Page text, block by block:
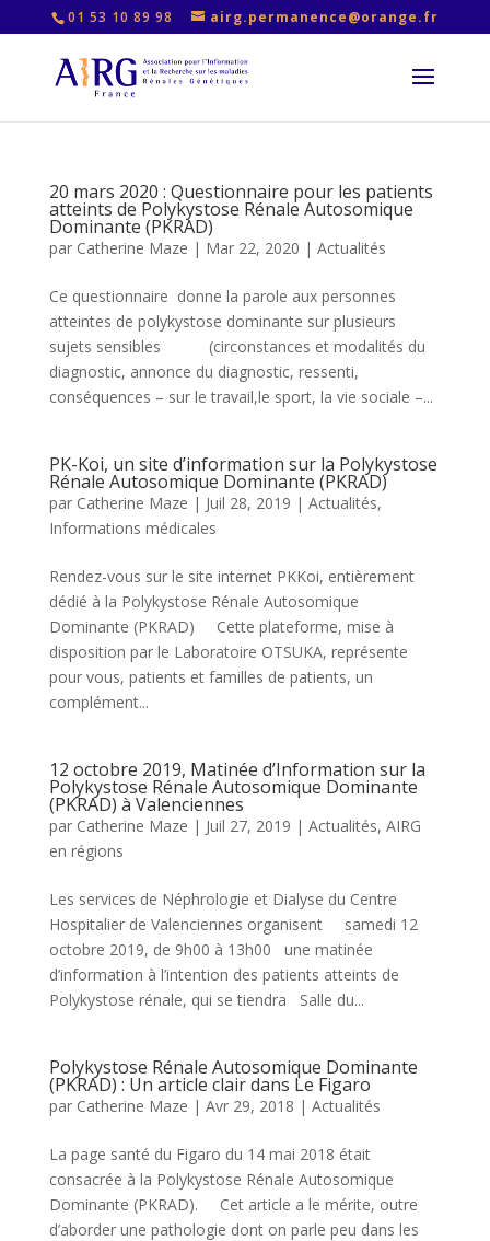
01 53 10 89 98 airg.permanence@orange.fr
20 mars 2020 : Questionnaire pour les patients
atteints de Polykystose Rénale Autosomique
Dominante (PKRAD)
par Catherine Maze | Mar 22, 2020 | Actualités
Ce questionnaire donne la parole aux personnes
atteintes de polykystose dominante sur plusieurs
sujets sensibles (circonstances et modalités du
diagnostic, annonce du diagnostic, ressenti,
conséquences – sur le travail,le sport, la vie sociale –...
PK-Koi, un site d’information sur la Polykystose
Rénale Autosomique Dominante (PKRAD)
par Catherine Maze | Juil 28, 2019 | Actualités,
Informations médicales
Rendez-vous sur le site internet PKKoi, entièrement
dédié à la Polykystose Rénale Autosomique
Dominante (PKRAD) Cette plateforme, mise à
disposition par le Laboratoire OTSUKA, représente
pour vous, patients et familles de patients, un
complément...
12 octobre 2019, Matinée d’Information sur la
Polykystose Rénale Autosomique Dominante
(PKRAD) à Valenciennes
par Catherine Maze | Juil 27, 2019 | Actualités, AIRG
en régions
Les services de Néphrologie et Dialyse du Centre
Hospitalier de Valenciennes organisent samedi 12
octobre 2019, de 9h00 à 13h00 une matinée
d’information à l’intention des patients atteints de
Polykystose rénale, qui se tiendra Salle du...
Polykystose Rénale Autosomique Dominante
(PKRAD) : Un article clair dans Le Figaro
par Catherine Maze | Avr 29, 2018 | Actualités
La page santé du Figaro du 14 mai 2018 était
consacrée à la Polykystose Rénale Autosomique
Dominante (PKRAD). Cet article a le mérite, outre
d’aborder une pathologie dont on parle peu dans les